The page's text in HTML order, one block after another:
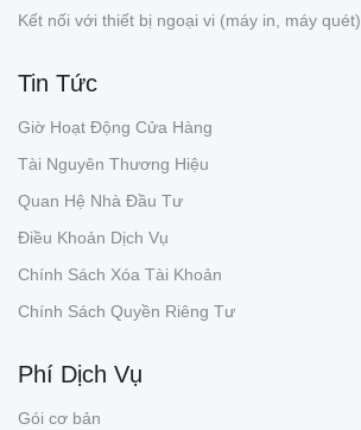
Kết nối với thiết bị ngoại vi (máy in, máy quét)
Tin Tức
Giờ Hoạt Động Cửa Hàng
Tài Nguyên Thương Hiệu
Quan Hệ Nhà Đầu Tư
Điều Khoản Dịch Vụ
Chính Sách Xóa Tài Khoản
Chính Sách Quyền Riêng Tư
Phí Dịch Vụ
Gói cơ bản